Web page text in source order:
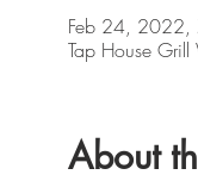
Feb 24, 2022,
Tap House
About